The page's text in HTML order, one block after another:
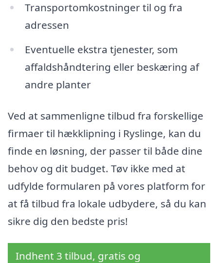
Transportomkostninger til og fra
adressen
Eventuelle ekstra tjenester, som
affaldshåndtering eller beskæring af
andre planter
Ved at sammenligne tilbud fra forskellige
firmaer til hækklipning i Ryslinge, kan du
finde en løsning, der passer til både dine
behov og dit budget. Tøv ikke med at
udfylde formularen på vores platform for
at få tilbud fra lokale udbydere, så du kan
sikre dig den bedste pris!
Indhent 3 tilbud, gratis og